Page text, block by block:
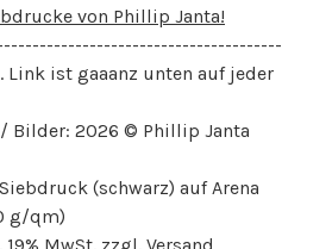
von Phillip Janta!
Link ist gaaanz unten auf jeder
Bilder: 2026 © Phillip Janta
(schwarz) auf Arena
g/qm)
MwSt. zzgl. Versand